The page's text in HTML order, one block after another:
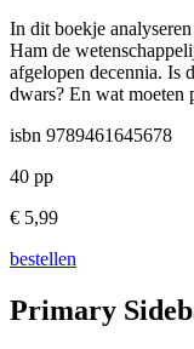
In dit boekje
Ham de
afgelopen decennia. Is
dwars? En wat moeten
isbn 9789461645678
40 pp
€ 5,99
bestellen
Primary